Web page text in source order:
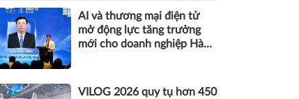
AI và thương mại điện tử
mở động lực tăng trưởng
mới cho doanh nghiệp Hà
VILOG 2026 quy tụ hơn 450